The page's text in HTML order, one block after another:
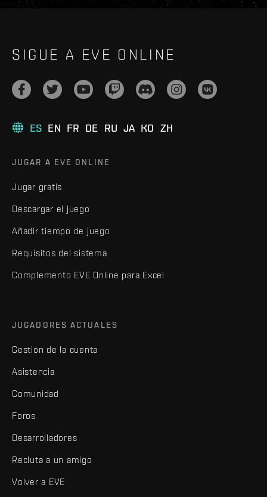
SIGUE A EVE ONLINE
ES EN FR DE RU JA KO ZH
JUGAR A EVE ONLINE
Jugar gratis
Descargar el juego
Añadir tiempo de juego
Requisitos del sistema
Complemento EVE Online para Excel
JUGADORES ACTUALES
Gestión de la cuenta
Asistencia
Comunidad
Foros
Desarrolladores
Recluta a un amigo
Volver a EVE